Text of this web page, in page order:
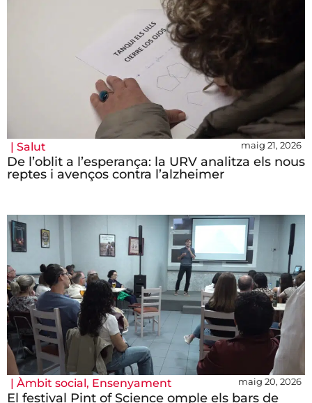
| Salut maig 21, 2026
De l’oblit a l’esperança: la URV analitza els nous
reptes i avenços contra l’alzheimer
| Àmbit social, Ensenyament maig 20, 2026
El festival Pint of Science omple els bars de